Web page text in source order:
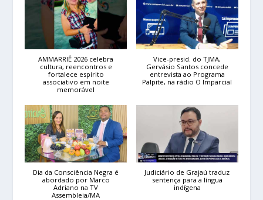
AMMARRIÊ 2026 celebra
cultura, reencontros e
fortalece espírito
associativo em noite
memorável
Vice-presid. do TJMA,
Gervásio Santos concede
entrevista ao Programa
Palpite, na rádio O Imparcial
Dia da Consciência Negra é
abordado por Marco
Adriano na TV
Assembleia/MA
Judiciário de Grajaú traduz
sentença para a língua
indígena